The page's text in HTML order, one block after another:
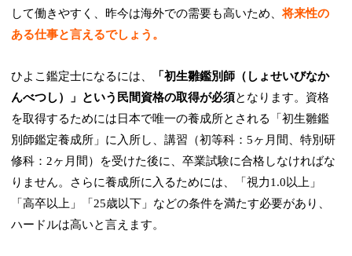
して働きやすく、昨今は海外での需要も高いため、将来性の
ある仕事と言えるでしょう。
ひよこ鑑定士になるには、
「初生雛鑑別師（しょせいびなか
んべつし）」という民間資格の取得が必須となります。資格
を取得するためには日本で唯一の養成所とされる「初生雛鑑
別師鑑定養成所」に入所し、講習（初等科：5ヶ月間、特別研
修科：2ヶ月間）を受けた後に、卒業試験に合格しなければな
りません。さらに養成所に入るためには、「視力1.0以上」
「高卒以上」「25歳以下」などの条件を満たす必要があり、
ハードルは高いと言えます。